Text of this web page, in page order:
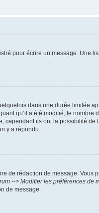
pour écrire un message. Une
dans une durée limitée
qu’il a été modifié, le nombre
cependant ils ont la possibilité de
y a répondu.
de rédaction de message. Vous
--> Modifier les préférences de
de message.